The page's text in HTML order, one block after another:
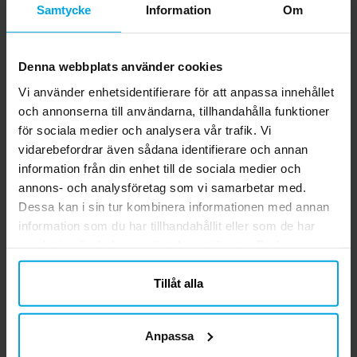
Samtycke Information Om
Denna webbplats använder cookies
Vi använder enhetsidentifierare för att anpassa innehållet
och annonserna till användarna, tillhandahålla funktioner
för sociala medier och analysera vår trafik. Vi
vidarebefordrar även sådana identifierare och annan
information från din enhet till de sociala medier och
annons- och analysföretag som vi samarbetar med.
Dessa kan i sin tur kombinera informationen med annan
information som du har tillhandahållit eller som de har
närsomhelst ändra ditt samtycke.
Tillåt alla
Anpassa
Haunted Halloween -
Bordslöpare 5 meter
Pris:109,00 kr
109,00 kr
KÖP
Bordslöpare 30 cm -
Lilaglittrig 5 meter
Pris:129,00 kr
129,00 kr
KÖP